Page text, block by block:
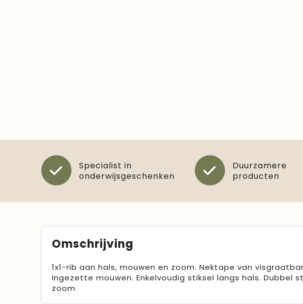
Specialist in
onderwijsgeschenken
Duurzamere
producten
Omschrijving
1x1-rib aan hals, mouwen en zoom. Nektape van
Ingezette mouwen. Enkelvoudig stiksel langs hals. Dubbel
zoom